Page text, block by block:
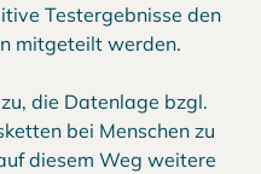
Testergebnisse den
mitgeteilt werden.
die Datenlage bzgl.
bei Menschen zu
diesem Weg weitere